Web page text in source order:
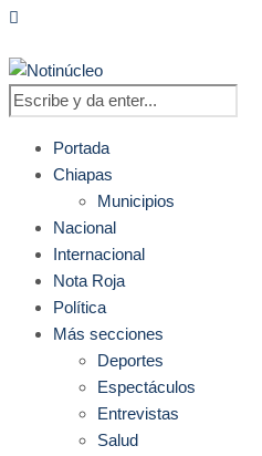
Portada
Chiapas
Municipios
Nacional
Internacional
Nota Roja
Política
Más secciones
Deportes
Espectáculos
Entrevistas
Salud